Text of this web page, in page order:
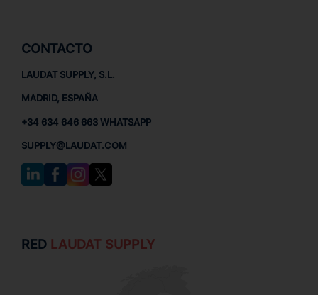
CONTACTO
LAUDAT SUPPLY, S.L.
MADRID, ESPAÑA
+34 634 646 663 WHATSAPP
SUPPLY@LAUDAT.COM
RED LAUDAT SUPPLY